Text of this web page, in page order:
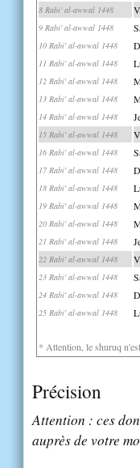
8 Rabi' al-awwal 1448
9 Rabi' al-awwal 1448
10 Rabi' al-awwal 1448
11 Rabi' al-awwal 1448
12 Rabi' al-awwal 1448
13 Rabi' al-awwal 1448
14 Rabi' al-awwal 1448
15 Rabi' al-awwal 1448
16 Rabi' al-awwal 1448
17 Rabi' al-awwal 1448
18 Rabi' al-awwal 1448
19 Rabi' al-awwal 1448
20 Rabi' al-awwal 1448
21 Rabi' al-awwal 1448
22 Rabi' al-awwal 1448
23 Rabi' al-awwal 1448
24 Rabi' al-awwal 1448
25 Rabi' al-awwal 1448
* Attention, le shuruq
Précision
Attention : ces
auprès de votre